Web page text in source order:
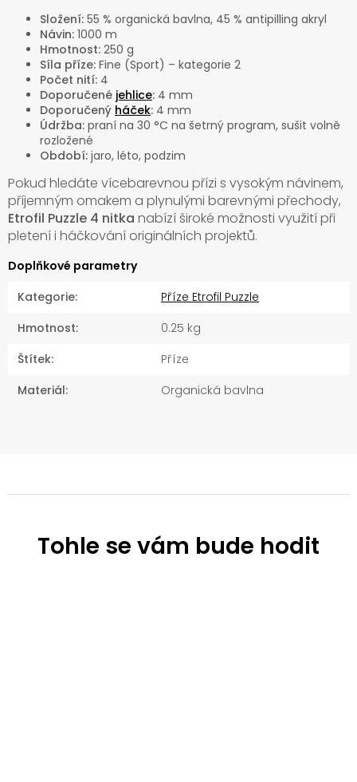
Složení: 55 % organická bavlna, 45 % antipilling akryl
Návin: 1000 m
Hmotnost: 250 g
Síla příze: Fine (Sport) – kategorie 2
Počet nití: 4
Doporučené jehlice: 4 mm
Doporučený háček: 4 mm
Údržba: praní na 30 °C na šetrný program, sušit volně
rozložené
Období: jaro, léto, podzim
Pokud hledáte vícebarevnou přízi s vysokým návinem,
příjemným omakem a plynulými barevnými přechody,
Etrofil Puzzle 4 nitka nabízí široké možnosti využití při
pletení i háčkování originálních projektů.
Doplňkové parametry
Kategorie:
Příze Etrofil Puzzle
Hmotnost:
0.25 kg
Štítek:
Příze
Materiál: Organická bavlna